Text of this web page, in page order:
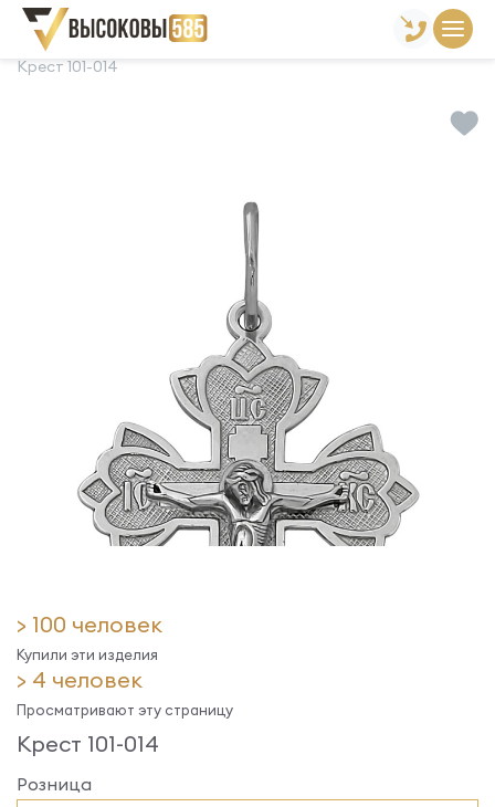
Главная Склад готовой продукции
Крест 101-014
> 100 человек
Купили эти изделия
> 4 человек
Просматривают эту страницу
Крест 101-014
Розница